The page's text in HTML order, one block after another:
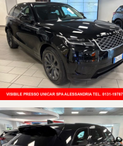
E ATTESTATO SERVICE